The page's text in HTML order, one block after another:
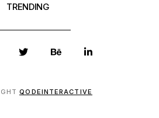
TRENDING
QODEINTERACTIVE